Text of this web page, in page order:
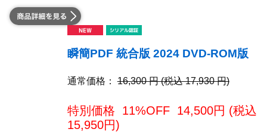
瞬簡PDF 統合版 2024 DVD-ROM版
通常価格：16,300 円 (税込 17,930 円)
特別価格 11%OFF 14,500円 (税込
15,950円)